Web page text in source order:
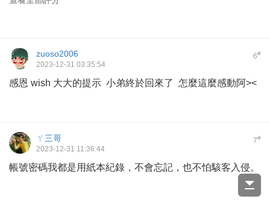
6#
zuoso2006
2023-12-31 03:35:54
感恩 wish 大大的提示 小弟終於回來了 怎麼這麼感動阿><
7#
ㄚ三哥
2023-12-31 11:36:44
帳號密碼我都是用紙本紀錄，不會忘記，也不怕駭客入侵。